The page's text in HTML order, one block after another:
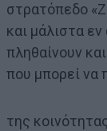
στρατόπεδο
και μάλιστα
πληθαίνουν
που μπορεί να
της